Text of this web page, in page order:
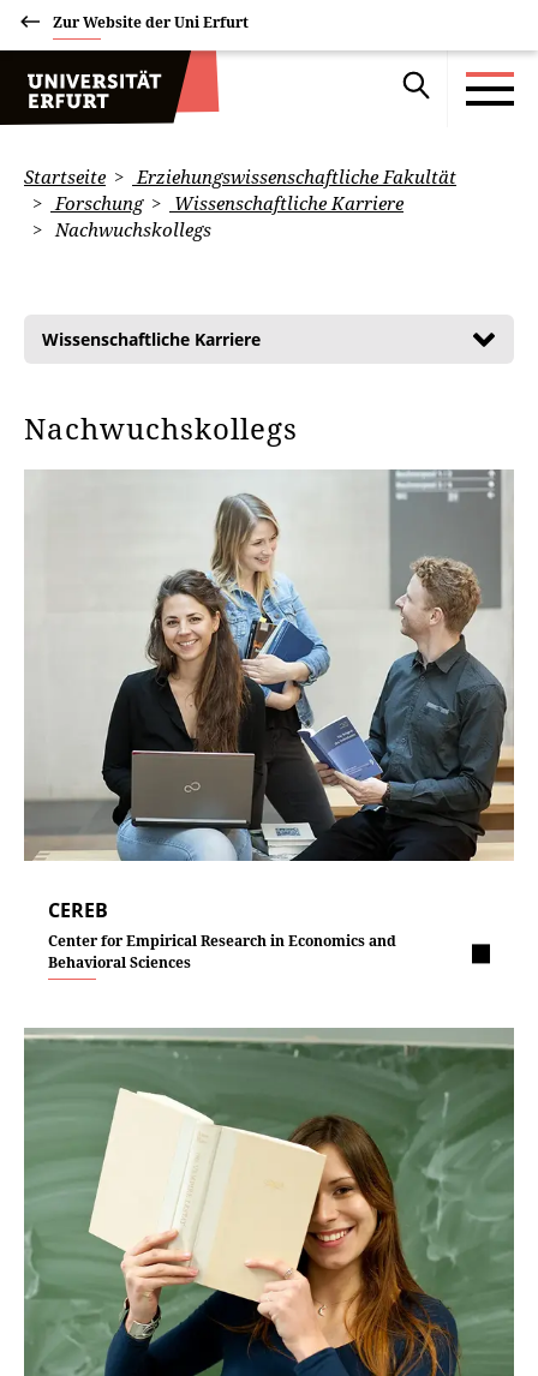
Zur Website der Uni Erfurt
Startseite
Erziehungswissenschaftliche Fakultät
Forschung
Wissenschaftliche Karriere
Nachwuchskollegs
Wissenschaftliche Karriere
Nachwuchskollegs
CEREB
Center for Empirical Research in Economics and
Behavioral Sciences